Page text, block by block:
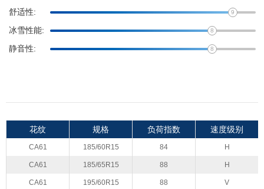
舒适性: 9
冰雪性能: 8
静音性: 8
花纹 规格 负荷指数 速度级别
CA61 185/60R15 84 H
CA61 185/65R15 88 H
CA61 195/60R15 88 V